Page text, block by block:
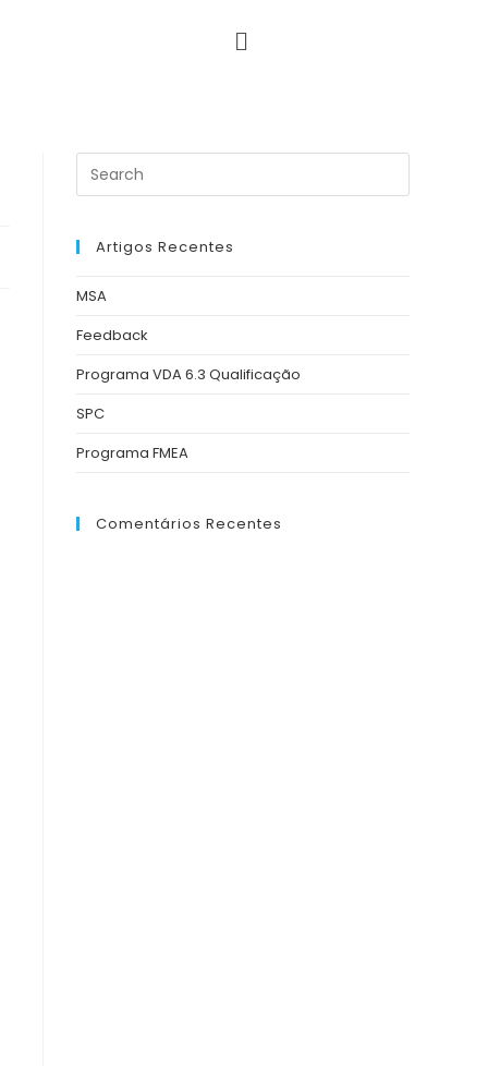
Artigos Recentes
MSA
Feedback
Programa VDA 6.3 Qualificação
SPC
Programa FMEA
Comentários Recentes